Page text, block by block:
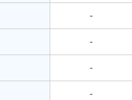
-
-
-
-